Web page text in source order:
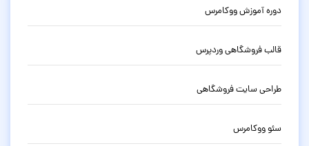
دوره آموزش ووکامرس
قالب فروشگاهی وردپرس
طراحی سایت فروشگاهی
سئو ووکامرس